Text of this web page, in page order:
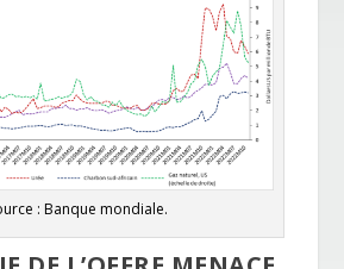
: Banque mondiale.